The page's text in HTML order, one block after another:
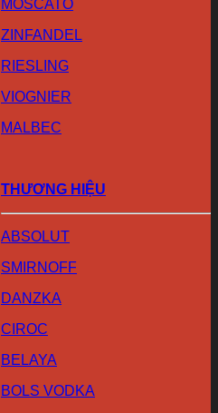
MOSCATO
ZINFANDEL
RIESLING
VIOGNIER
MALBEC
THƯƠNG HIỆU
ABSOLUT
SMIRNOFF
DANZKA
CIROC
BELAYA
BOLS VODKA